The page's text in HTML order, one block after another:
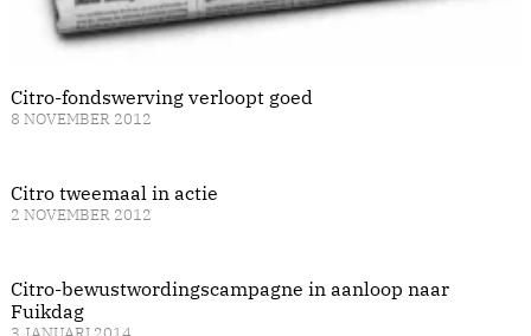
Citro-fondswerving verloopt goed
8 NOVEMBER 2012
Citro tweemaal in actie
2 NOVEMBER 2012
Citro-bewustwordingscampagne in aanloop naar
Fuikdag